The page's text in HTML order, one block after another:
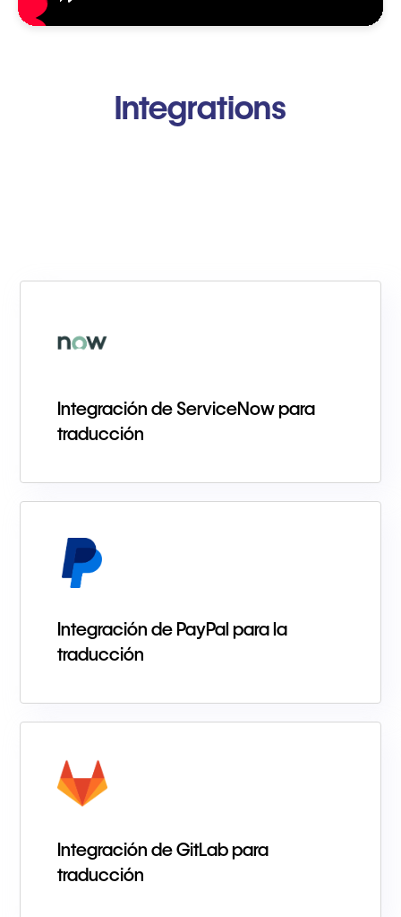
Integrations
Integración de ServiceNow para
traducción
Integración de PayPal para la
traducción
Integración de GitLab para
traducción